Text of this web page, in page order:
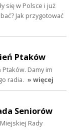
się w Polsce i już
Jak przygotować
Ptaków
Damy im
radia. » więcej
Seniorów
Rady